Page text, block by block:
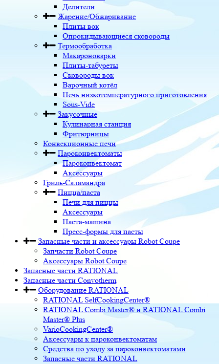
Делители
Жарение/Обжаривание
Плиты вок
Опрокидывающиеся сковороды
Термообработка
Макароноварки
Плиты-табуреты
Сковороды вок
Варочный котёл
Печь низкотемпературного приготовления
Sous-Vide
Закусочные
Кулинарная станция
Фритюрницы
Конвекционные печи
Пароконвектоматы
Пароконвектомат
Аксессуары
Гриль-Саламандра
Пицца/паста
Печи для пиццы
Аксессуары
Паста-машина
Пресс-формы для пасты
Запасные части и аксессуары Robot Coupe
Запчасти Robot Coupe
Аксессуары Robot Coupe
Запасные части RATIONAL
Запасные части Convotherm
Оборудование RATIONAL
RATIONAL SelfCookingCenter®
RATIONAL Combi Master® и RATIONAL Combi
Master® Plus
VarioCookingCenter®
Аксессуары к пароконвектоматам
Средства по уходу за пароконвектоматами
Запасные части RATIONAL